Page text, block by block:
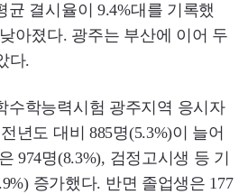
균 결시율이 9.4%대를 기록했
아졌다. 광주는 부산에 이어 두
다.
수학능력시험 광주지역 응시자
년도 대비 885명(5.3%)이 늘어
974명(8.3%), 검정고시생 등 기
증가했다. 반면 졸업생은 177